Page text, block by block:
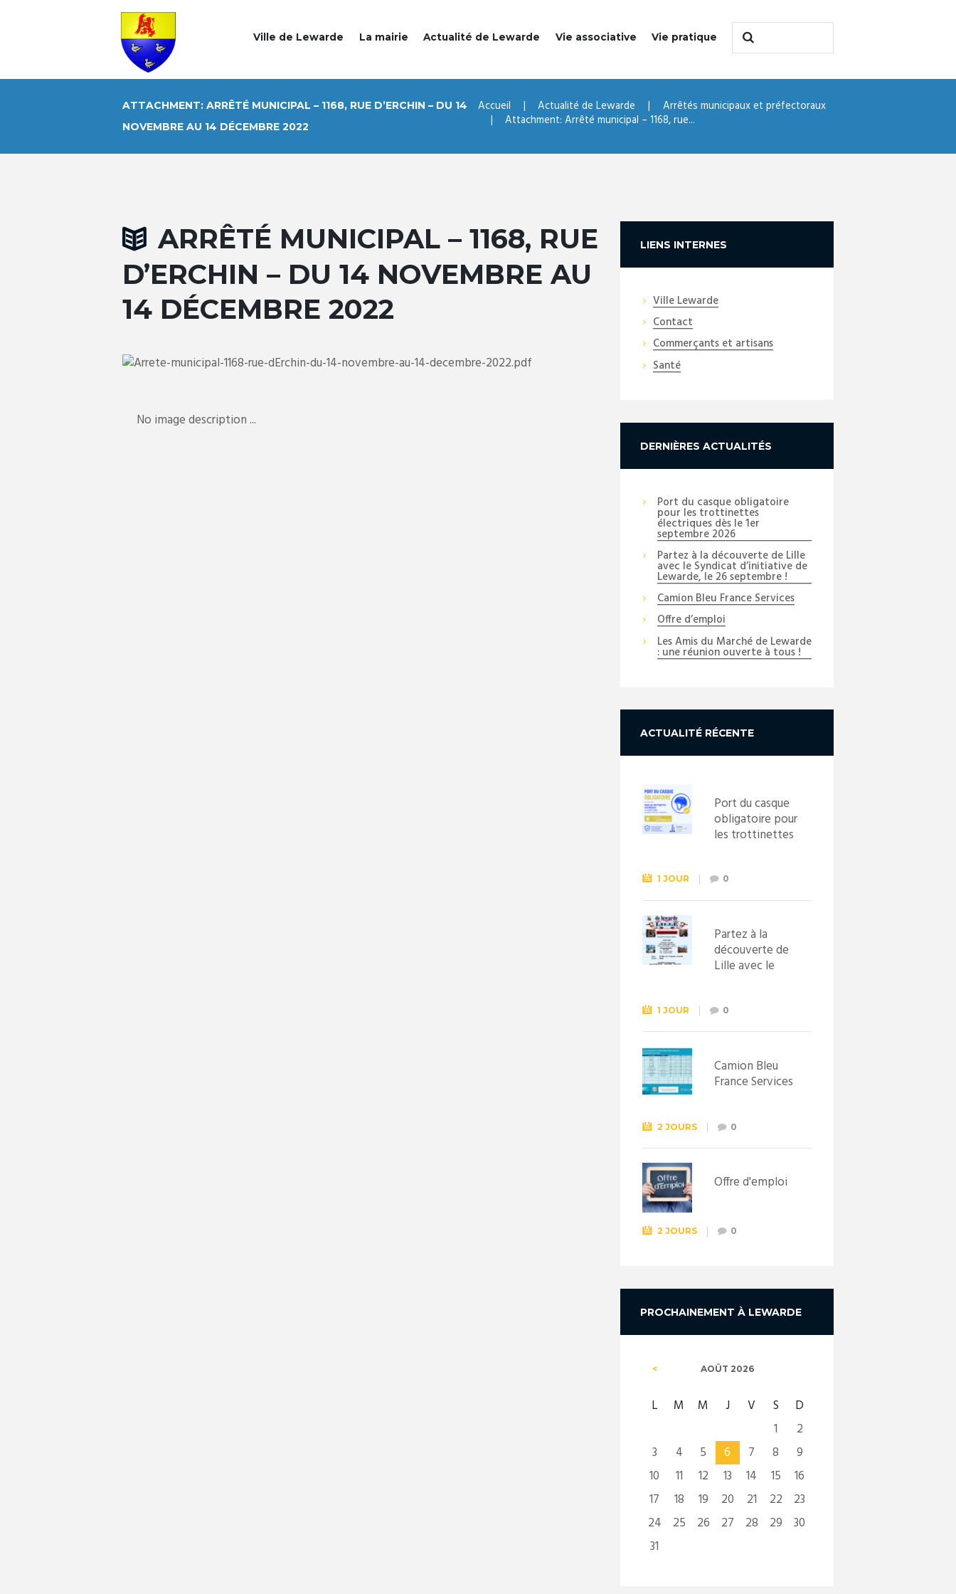
Ville de Lewarde La mairie Actualité de Lewarde Vie associative Vie pratique
ATTACHMENT: ARRÊTÉ MUNICIPAL – 1168, RUE D’ERCHIN – DU 14
NOVEMBRE AU 14 DÉCEMBRE 2022
Accueil Actualité de Lewarde
Arrêtés municipaux et préfectoraux
Attachment: Arrêté municipal – 1168, rue...
ARRÊTÉ MUNICIPAL – 1168, RUE
D’ERCHIN – DU 14 NOVEMBRE AU
14 DÉCEMBRE 2022
No image description ...
LIENS INTERNES
Ville Lewarde
Contact
Commerçants et artisans
Santé
DERNIÈRES ACTUALITÉS
Port du casque obligatoire
pour les trottinettes
électriques dès le 1er
septembre 2026
Partez à la découverte de Lille
avec le Syndicat d’initiative de
Lewarde, le 26 septembre !
Camion Bleu France Services
Offre d’emploi
Les Amis du Marché de Lewarde
: une réunion ouverte à tous !
ACTUALITÉ RÉCENTE
Port du casque
obligatoire pour
les trottinettes
septembre
2026
1 JOUR 0
Partez à la
découverte de
Lille avec le
Lewarde, le 26
septembre !
1 JOUR 0
Camion Bleu
France Services
2 JOURS 0
Offre d'emploi
2 JOURS 0
PROCHAINEMENT À LEWARDE
AOÛT 2026
L M M J V S
D
1
2
3
4 5 6 7 8
9
10
11 12 13 14 15
16
17
18 19 20 21 22
23
24
25 26 27 28 29
30
31